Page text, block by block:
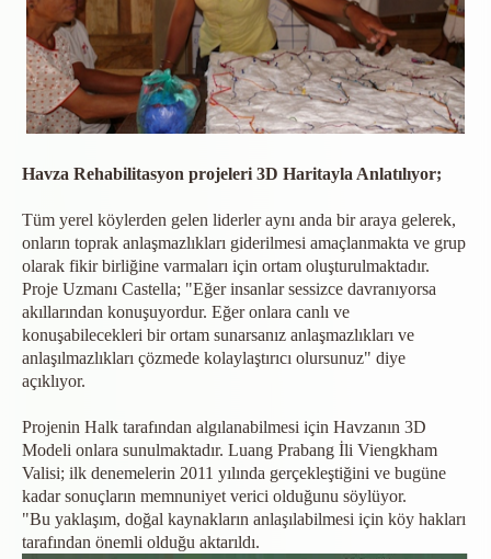
Havza Rehabilitasyon projeleri 3D Haritayla Anlatılıyor;
Tüm yerel köylerden gelen liderler aynı anda bir araya gelerek,
onların toprak anlaşmazlıkları giderilmesi amaçlanmakta ve grup
olarak fikir birliğine varmaları için ortam oluşturulmaktadır.
Proje Uzmanı Castella; "Eğer insanlar sessizce davranıyorsa
akıllarından konuşuyordur. Eğer onlara canlı ve
konuşabilecekleri bir ortam sunarsanız anlaşmazlıkları ve
anlaşılmazlıkları çözmede kolaylaştırıcı olursunuz" diye
açıklıyor.
Projenin Halk tarafından algılanabilmesi için Havzanın 3D
Modeli onlara sunulmaktadır. Luang Prabang İli Viengkham
Valisi; ilk denemelerin 2011 yılında gerçekleştiğini ve bugüne
kadar sonuçların memnuniyet verici olduğunu söylüyor.
"Bu yaklaşım, doğal kaynakların anlaşılabilmesi için köy hakları
tarafından önemli olduğu aktarıldı.